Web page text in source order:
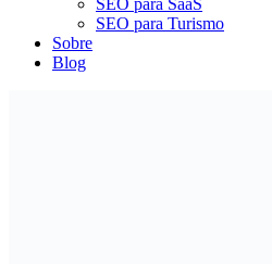
SEO para SaaS
SEO para Turismo
Sobre
Blog